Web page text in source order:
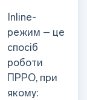
Inline-
режим – це
спосіб
роботи
ПРРО, при
якому: